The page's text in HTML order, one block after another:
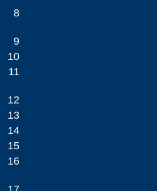
8
9
10
11
12
13
14
15
16